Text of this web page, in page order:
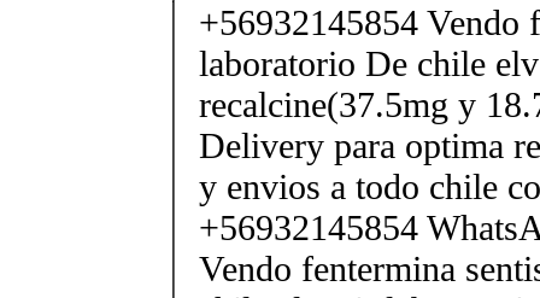
+56932145854 Vendo
laboratorio De chile
recalcine(37.5mg y
Delivery para optima
y envios a todo chile
+56932145854
Vendo fentermina